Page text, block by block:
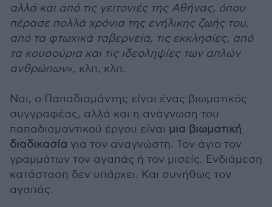
αλλά και από τις γειτονιές της Αθήνας, όπου
πέρασε πολλά χρόνια της ενήλικης ζωής του,
από τα φτωχικά ταβερνεία, τις εκκλησίες, από
τα κουσούρια και τις ιδεοληψίες των απλών
ανθρώπων», κλπ, κλπ.
Ναι, ο Παπαδιαμάντης είναι ένας βιωματικός
συγγραφέας, αλλά και η ανάγνωση του
παπαδιαμαντικού έργου είναι μια βιωματική
διαδικασία για τον αναγνώστη. Τον άγιο τον
γραμμάτων τον αγαπάς ή τον μισείς. Ενδιάμεση
κατάσταση δεν υπάρχει. Και συνήθως τον
αγαπάς.